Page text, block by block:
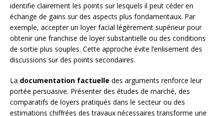
identifie clairement les points sur lesquels il peut céder en
échange de gains sur des aspects plus fondamentaux. Par
exemple, accepter un loyer facial légèrement supérieur pour
obtenir une franchise de loyer substantielle ou des conditions
de sortie plus souples. Cette approche évite l’enlisement des
discussions sur des points secondaires.
La documentation factuelle des arguments renforce leur
portée persuasive. Présenter des études de marché, des
comparatifs de loyers pratiqués dans le secteur ou des
estimations chiffrées des travaux nécessaires transforme une